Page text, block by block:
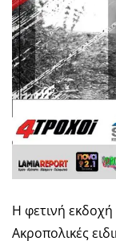
Η φετινή
Ακροπολικές